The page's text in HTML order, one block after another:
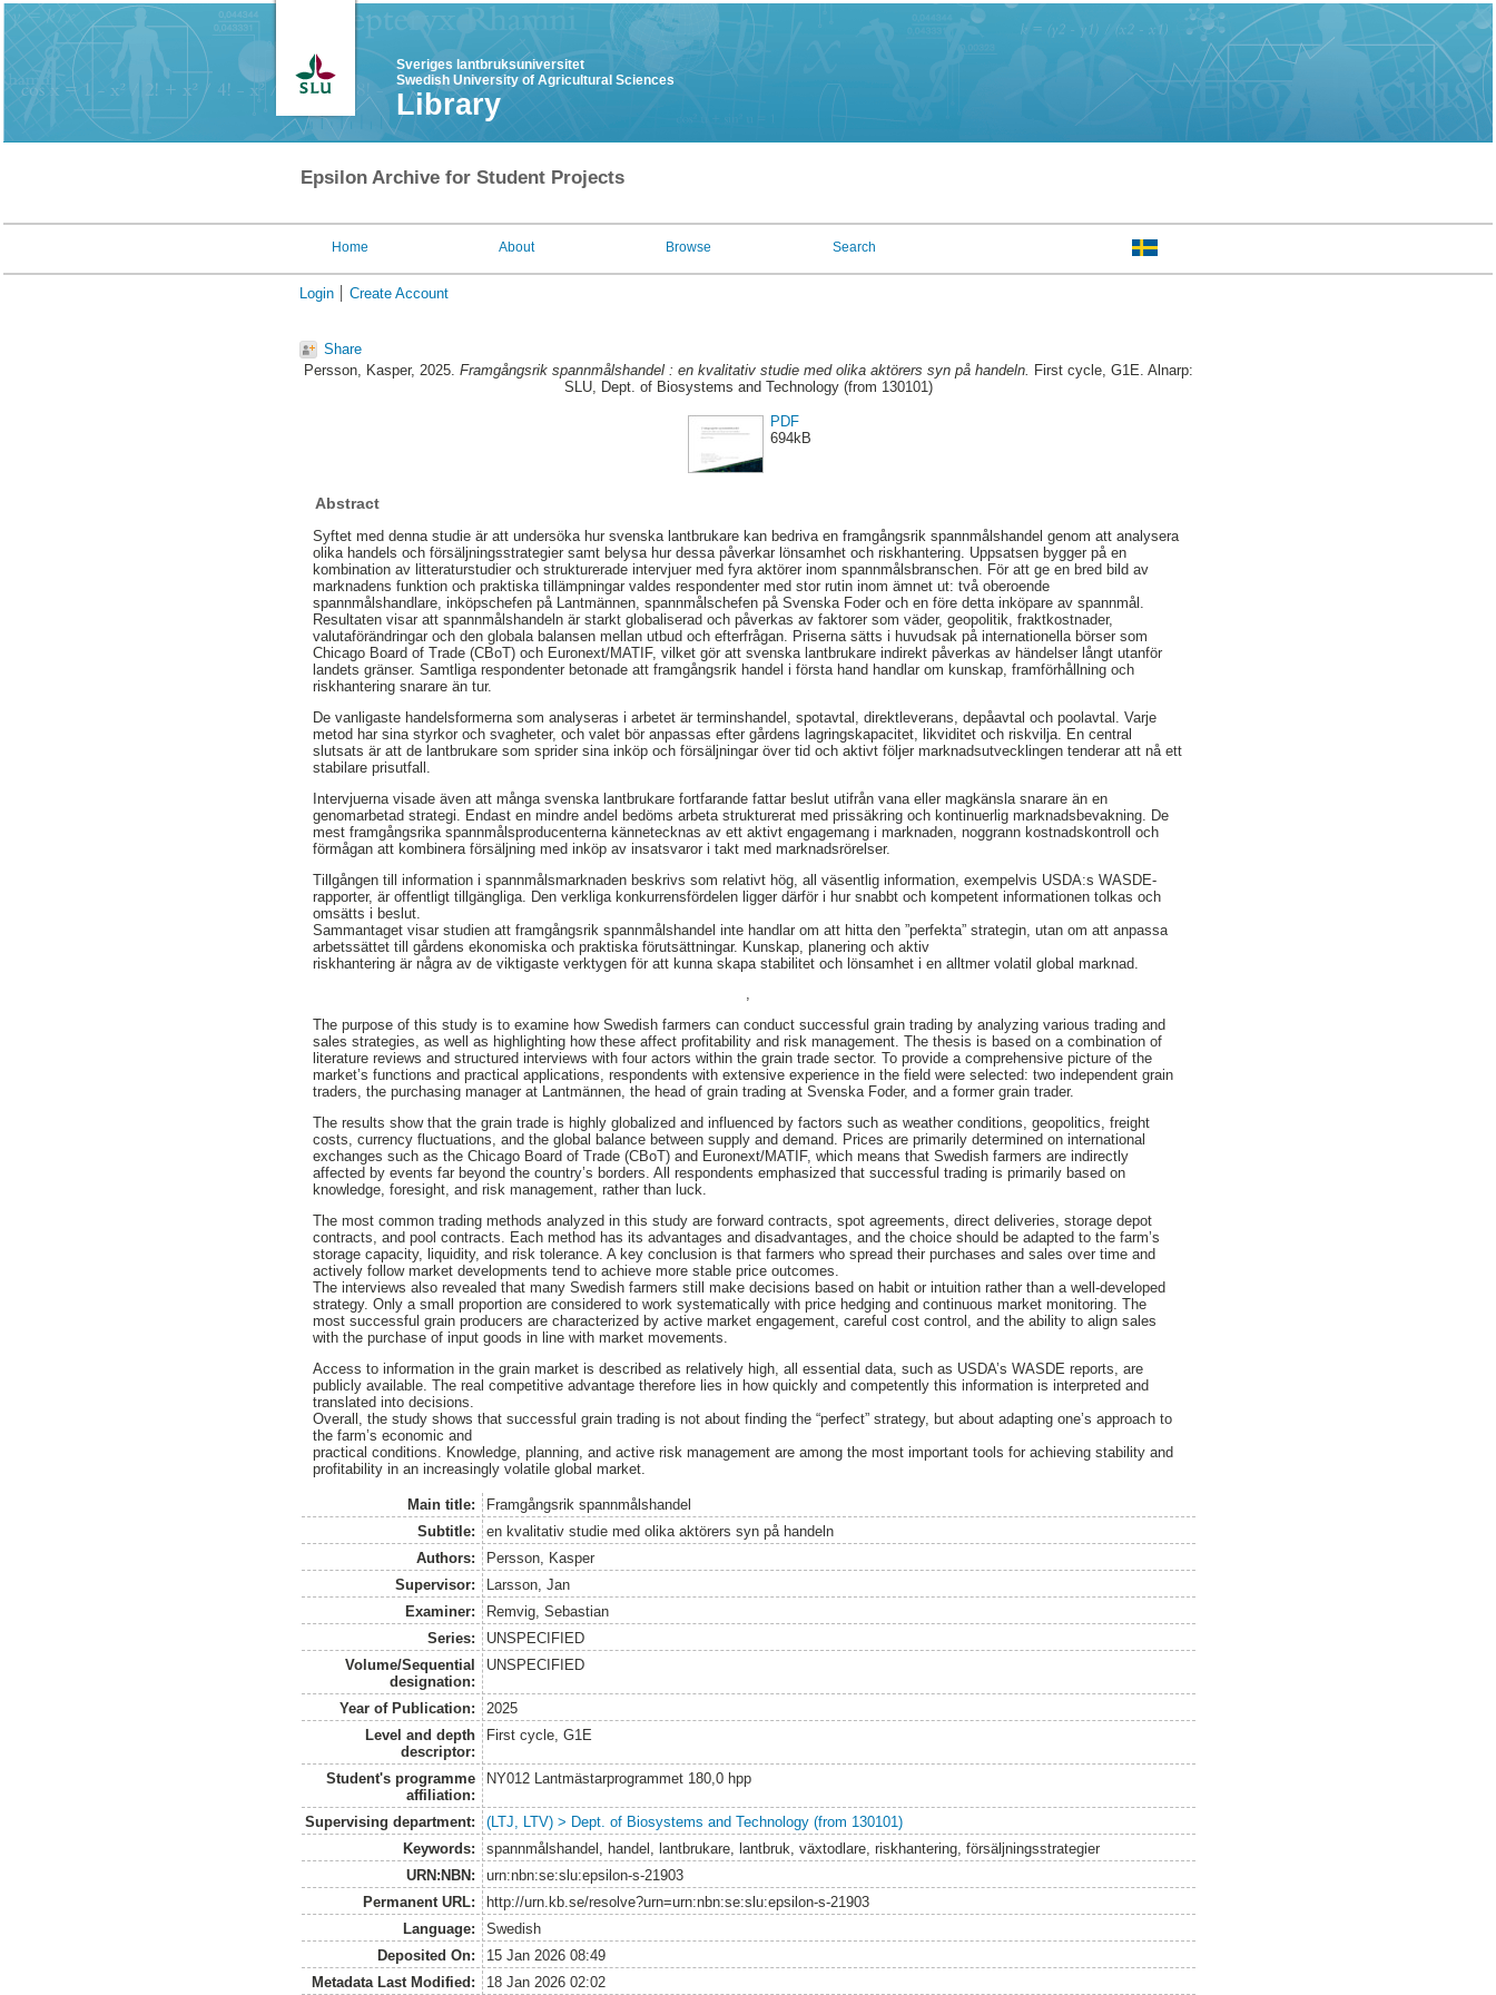
Sveriges lantbruksuniversitet
Swedish University of Agricultural Sciences
Library
Epsilon Archive for Student Projects
Home About Browse Search
Login Create Account
Share
Persson, Kasper, 2025. Framgångsrik spannmålshandel : en kvalitativ studie med olika aktörers syn på handeln. First cycle, G1E. Alnarp:
SLU, Dept. of Biosystems and Technology (from 130101)
PDF
694kB
Abstract
Syftet med denna studie är att undersöka hur svenska lantbrukare kan bedriva en framgångsrik spannmålshandel genom att analysera
olika handels och försäljningsstrategier samt belysa hur dessa påverkar lönsamhet och riskhantering. Uppsatsen bygger på en
kombination av litteraturstudier och strukturerade intervjuer med fyra aktörer inom spannmålsbranschen. För att ge en bred bild av
marknadens funktion och praktiska tillämpningar valdes respondenter med stor rutin inom ämnet ut: två oberoende
spannmålshandlare, inköpschefen på Lantmännen, spannmålschefen på Svenska Foder och en före detta inköpare av spannmål.
Resultaten visar att spannmålshandeln är starkt globaliserad och påverkas av faktorer som väder, geopolitik, fraktkostnader,
valutaförändringar och den globala balansen mellan utbud och efterfrågan. Priserna sätts i huvudsak på internationella börser som
Chicago Board of Trade (CBoT) och Euronext/MATIF, vilket gör att svenska lantbrukare indirekt påverkas av händelser långt utanför
landets gränser. Samtliga respondenter betonade att framgångsrik handel i första hand handlar om kunskap, framförhållning och
riskhantering snarare än tur.
De vanligaste handelsformerna som analyseras i arbetet är terminshandel, spotavtal, direktleverans, depåavtal och poolavtal. Varje
metod har sina styrkor och svagheter, och valet bör anpassas efter gårdens lagringskapacitet, likviditet och riskvilja. En central
slutsats är att de lantbrukare som sprider sina inköp och försäljningar över tid och aktivt följer marknadsutvecklingen tenderar att nå ett
stabilare prisutfall.
Intervjuerna visade även att många svenska lantbrukare fortfarande fattar beslut utifrån vana eller magkänsla snarare än en
genomarbetad strategi. Endast en mindre andel bedöms arbeta strukturerat med prissäkring och kontinuerlig marknadsbevakning. De
mest framgångsrika spannmålsproducenterna kännetecknas av ett aktivt engagemang i marknaden, noggrann kostnadskontroll och
förmågan att kombinera försäljning med inköp av insatsvaror i takt med marknadsrörelser.
Tillgången till information i spannmålsmarknaden beskrivs som relativt hög, all väsentlig information, exempelvis USDA:s WASDE-
rapporter, är offentligt tillgängliga. Den verkliga konkurrensfördelen ligger därför i hur snabbt och kompetent informationen tolkas och
omsätts i beslut.
Sammantaget visar studien att framgångsrik spannmålshandel inte handlar om att hitta den ”perfekta” strategin, utan om att anpassa
arbetssättet till gårdens ekonomiska och praktiska förutsättningar. Kunskap, planering och aktiv
riskhantering är några av de viktigaste verktygen för att kunna skapa stabilitet och lönsamhet i en alltmer volatil global marknad.
,
The purpose of this study is to examine how Swedish farmers can conduct successful grain trading by analyzing various trading and
sales strategies, as well as highlighting how these affect profitability and risk management. The thesis is based on a combination of
literature reviews and structured interviews with four actors within the grain trade sector. To provide a comprehensive picture of the
market’s functions and practical applications, respondents with extensive experience in the field were selected: two independent grain
traders, the purchasing manager at Lantmännen, the head of grain trading at Svenska Foder, and a former grain trader.
The results show that the grain trade is highly globalized and influenced by factors such as weather conditions, geopolitics, freight
costs, currency fluctuations, and the global balance between supply and demand. Prices are primarily determined on international
exchanges such as the Chicago Board of Trade (CBoT) and Euronext/MATIF, which means that Swedish farmers are indirectly
affected by events far beyond the country’s borders. All respondents emphasized that successful trading is primarily based on
knowledge, foresight, and risk management, rather than luck.
The most common trading methods analyzed in this study are forward contracts, spot agreements, direct deliveries, storage depot
contracts, and pool contracts. Each method has its advantages and disadvantages, and the choice should be adapted to the farm’s
storage capacity, liquidity, and risk tolerance. A key conclusion is that farmers who spread their purchases and sales over time and
actively follow market developments tend to achieve more stable price outcomes.
The interviews also revealed that many Swedish farmers still make decisions based on habit or intuition rather than a well-developed
strategy. Only a small proportion are considered to work systematically with price hedging and continuous market monitoring. The
most successful grain producers are characterized by active market engagement, careful cost control, and the ability to align sales
with the purchase of input goods in line with market movements.
Access to information in the grain market is described as relatively high, all essential data, such as USDA’s WASDE reports, are
publicly available. The real competitive advantage therefore lies in how quickly and competently this information is interpreted and
translated into decisions.
Overall, the study shows that successful grain trading is not about finding the “perfect” strategy, but about adapting one’s approach to
the farm’s economic and
practical conditions. Knowledge, planning, and active risk management are among the most important tools for achieving stability and
profitability in an increasingly volatile global market.
Main title:
Framgångsrik spannmålshandel
Subtitle:
en kvalitativ studie med olika aktörers syn på handeln
Authors:
Persson, Kasper
Supervisor:
Larsson, Jan
Examiner:
Remvig, Sebastian
Series:
UNSPECIFIED
Volume/Sequential
designation:
UNSPECIFIED
Year of Publication:
2025
Level and depth
descriptor:
First cycle, G1E
Student's programme
affiliation:
NY012 Lantmästarprogrammet 180,0 hpp
Supervising department:
(LTJ, LTV) > Dept. of Biosystems and Technology (from 130101)
Keywords:
spannmålshandel, handel, lantbrukare, lantbruk, växtodlare, riskhantering, försäljningsstrategier
URN:NBN:
urn:nbn:se:slu:epsilon-s-21903
Permanent URL:
http://urn.kb.se/resolve?urn=urn:nbn:se:slu:epsilon-s-21903
Language:
Swedish
Deposited On:
15 Jan 2026 08:49
Metadata Last Modified:
18 Jan 2026 02:02